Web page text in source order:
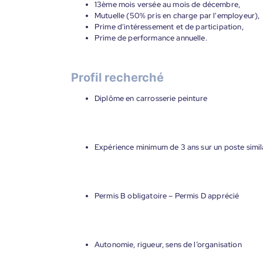
13ème mois versée au mois de décembre,
Mutuelle (50% pris en charge par l'employeur),
Prime d'intéressement et de participation,
Prime de performance annuelle.
Profil recherché
Diplôme en carrosserie peinture
Expérience minimum de 3 ans sur un poste
Permis B obligatoire – Permis D apprécié
Autonomie, rigueur, sens de l’organisation